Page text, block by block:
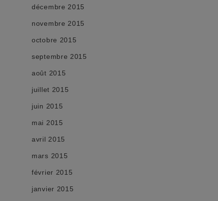
décembre 2015
novembre 2015
octobre 2015
septembre 2015
août 2015
juillet 2015
juin 2015
mai 2015
avril 2015
mars 2015
février 2015
janvier 2015